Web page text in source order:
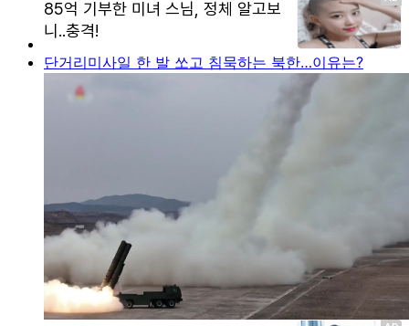
단거리미사일 한 발 쏘고 침묵하는 북한…이유는?